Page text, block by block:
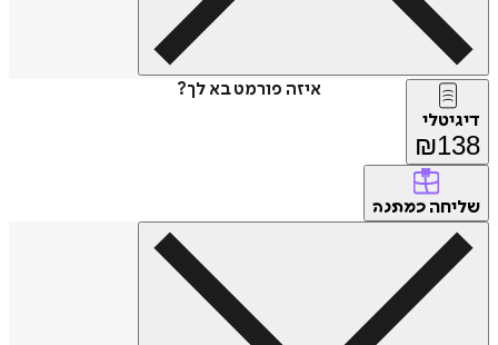
איזה פורמט בא לך?
דיגיטלי
₪138
שליחה כמתנה